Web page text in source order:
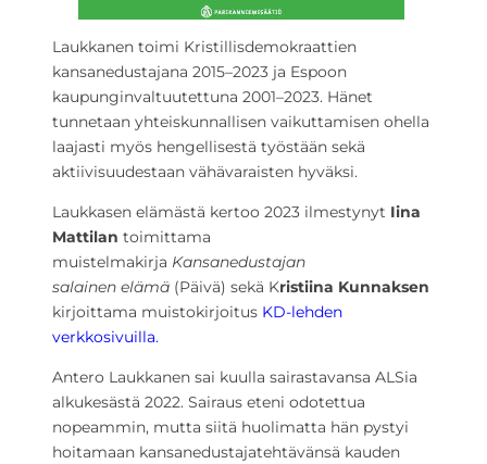
Laukkanen toimi Kristillisdemokraattien
kansanedustajana 2015–2023 ja Espoon
kaupunginvaltuutettuna 2001–2023. Hänet
tunnetaan yhteiskunnallisen vaikuttamisen ohella
laajasti myös hengellisestä työstään sekä
aktiivisuudestaan vähävaraisten hyväksi.
Laukkasen elämästä kertoo 2023 ilmestynyt Iina
Mattilan toimittama
muistelmakirja Kansanedustajan
salainen elämä (Päivä) sekä Kristiina Kunnaksen
kirjoittama muistokirjoitus KD-lehden
verkkosivuilla.
Antero Laukkanen sai kuulla sairastavansa ALSia
alkukesästä 2022. Sairaus eteni odotettua
nopeammin, mutta siitä huolimatta hän pystyi
hoitamaan kansanedustajatehtävänsä kauden